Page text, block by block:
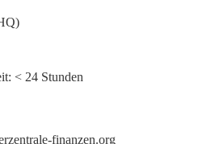
< 24 Stunden
finanzen.org